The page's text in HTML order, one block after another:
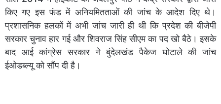
किए गए इस फंड में अनियमितताओं की जांच के आदेश दिए थे।
प्रशासनिक हलकों में अभी जांच जारी ही थी कि प्रदेश की बीजेपी
सरकार चुनाव हार गई और शिवराज सिंह सीएम का पद खो बैठे। इसके
बाद आई कांग्रेस सरकार ने बुंदेलखंड पैकेज घोटाले की जांच
ईओडब्ल्यू को सौंप दी है।